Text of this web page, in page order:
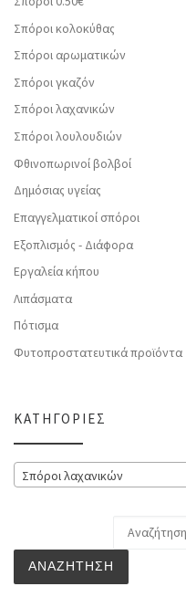
Σπόροι κολοκύθας
Σπόροι αρωματικών
Σπόροι γκαζόν
Σπόροι λαχανικών
Σπόροι λουλουδιών
Φθινοπωρινοί βολβοί
Δημόσιας υγείας
Επαγγελματικοί σπόροι
Εξοπλισμός - Διάφορα
Εργαλεία κήπου
Λιπάσματα
Πότισμα
Φυτοπροστατευτικά προϊόντα
ΚΑΤΗΓΟΡΊΕΣ
Σπόροι λαχανικών
ΑΝΑΖΉΤΗΣΗ